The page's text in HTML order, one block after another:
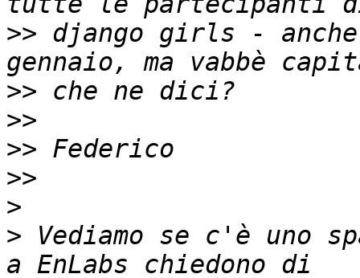
>> django girls -
>>
>>
>>
>>
>
> Vediamo se c'è uno